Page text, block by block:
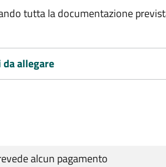
tutta la documentazione
allegare
alcun pagamento